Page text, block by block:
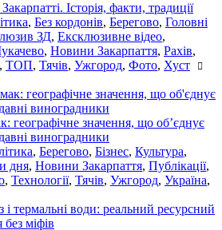
Історія, факти, традиції
, Без кордонів, Берегово, Головні
ЗД, Ексклюзивне відео,
, Новини Закарпаття, Рахів,
, ТОП, Тячів, Ужгород, Фото, Хуст
географічне значення, що об’єднує
виноградники
, Берегово, Бізнес, Культура,
дня, Новини Закарпаття, Публікації,
, Технології, Тячів, Ужгород, Україна,